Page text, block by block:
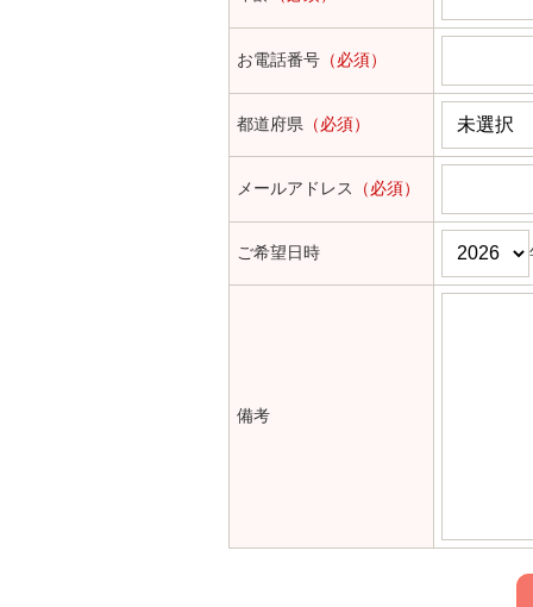
お電話番号 （必須）
都道府県 （必須）
メールアドレス （必須）
ご希望日時
備考